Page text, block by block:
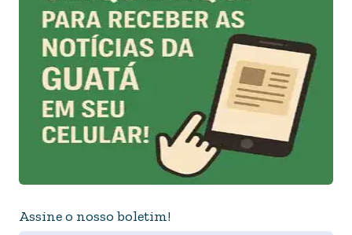
Assine o nosso boletim!